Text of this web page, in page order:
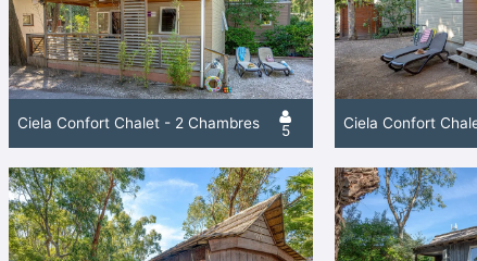
Ciela Confort Chalet - 2 Chambres 5 Ciela Confort